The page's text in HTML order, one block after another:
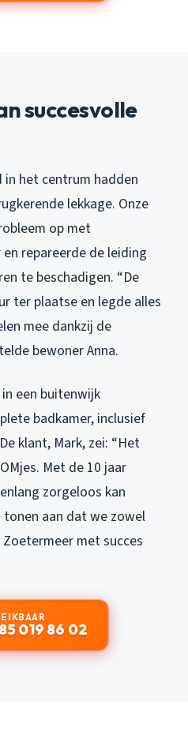
succesvolle
in het centrum hadden
lekkage. Onze
op met
repareerde de leiding
te beschadigen. “De
ter plaatse en legde alles
mee dankzij de
bewoner Anna.
een buitenwijk
badkamer, inclusief
klant, Mark, zei: “Het
Met de 10 jaar
zorgeloos kan
tonen aan dat we zowel
met succes
019 86 02